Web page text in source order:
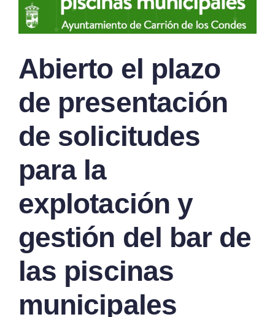
Abierto el plazo
de presentación
de solicitudes
para la
explotación y
gestión del bar de
las piscinas
municipales